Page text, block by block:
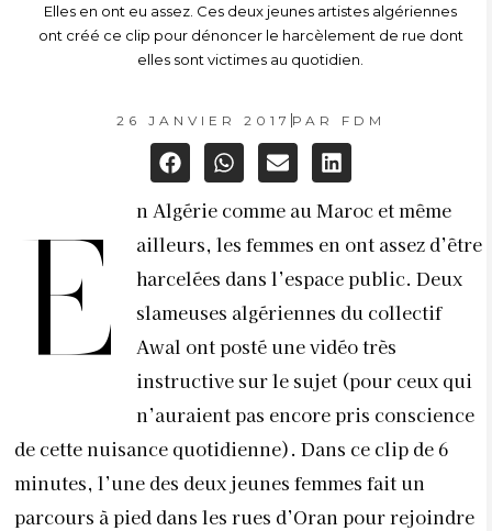
Elles en ont eu assez. Ces deux jeunes artistes algériennes
ont créé ce clip pour dénoncer le harcèlement de rue dont
elles sont victimes au quotidien.
26 JANVIER 2017 PAR FDM
E
n Algérie comme au Maroc et même
ailleurs, les femmes en ont assez d’être
harcelées dans l’espace public. Deux
slameuses algériennes du collectif
Awal ont posté une vidéo très
instructive sur le sujet (pour ceux qui
n’auraient pas encore pris conscience
de cette nuisance quotidienne). Dans ce clip de 6
minutes, l’une des deux jeunes femmes fait un
parcours à pied dans les rues d’Oran pour rejoindre